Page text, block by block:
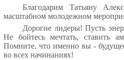
Благодарим Татьяну
масштабном молодежном
Дорогие лидеры! Пусть
Не бойтесь мечтать, ставить
Помните, что именно вы -
во всех начинаниях!